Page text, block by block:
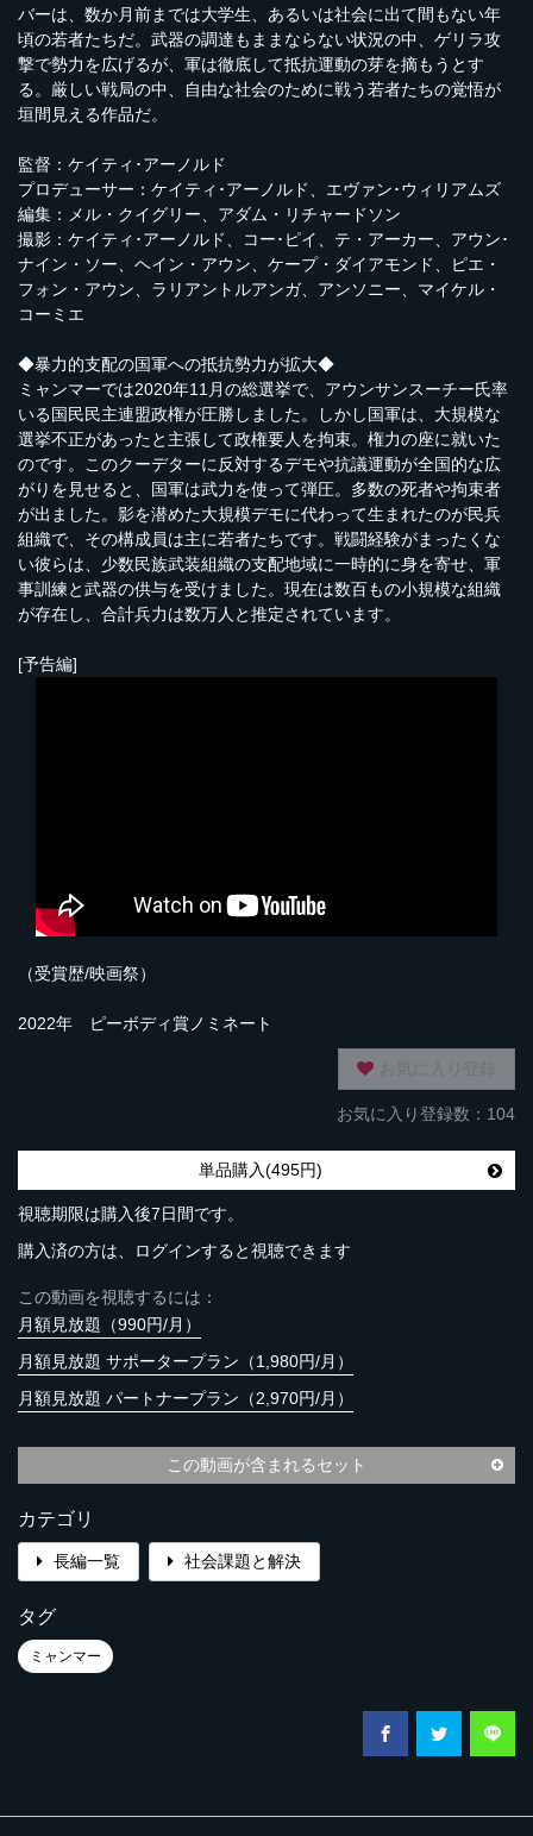
バーは、数か月前までは大学生、あるいは社会に出て間もない年
頃の若者たちだ。武器の調達もままならない状況の中、ゲリラ攻
撃で勢力を広げるが、軍は徹底して抵抗運動の芽を摘もうとす
る。厳しい戦局の中、自由な社会のために戦う若者たちの覚悟が
垣間見える作品だ。
監督：ケイティ･アーノルド
プロデューサー：ケイティ･アーノルド、エヴァン･ウィリアムズ
編集：メル・クイグリー、アダム・リチャードソン
撮影：ケイティ･アーノルド、コー･ピイ、テ・アーカー、アウン･
ナイン・ソー、ヘイン・アウン、ケープ・ダイアモンド、ピエ・
フォン・アウン、ラリアントルアンガ、アンソニー、マイケル・
コーミエ
◆暴力的支配の国軍への抵抗勢力が拡大◆
ミャンマーでは2020年11月の総選挙で、アウンサンスーチー氏率
いる国民民主連盟政権が圧勝しました。しかし国軍は、大規模な
選挙不正があったと主張して政権要人を拘束。権力の座に就いた
のです。このクーデターに反対するデモや抗議運動が全国的な広
がりを見せると、国軍は武力を使って弾圧。多数の死者や拘束者
が出ました。影を潜めた大規模デモに代わって生まれたのが民兵
組織で、その構成員は主に若者たちです。戦闘経験がまったくな
い彼らは、少数民族武装組織の支配地域に一時的に身を寄せ、軍
事訓練と武器の供与を受けました。現在は数百もの小規模な組織
が存在し、合計兵力は数万人と推定されています。
[予告編]
（受賞歴/映画祭）
2022年 ピーボディ賞ノミネート
お気に入り登録数：104
単品購入(495円)
視聴期限は購入後7日間です。
購入済の方は、ログインすると視聴できます
この動画を視聴するには：
月額見放題（990円/月）
月額見放題 サポータープラン（1,980円/月）
月額見放題 パートナープラン（2,970円/月）
この動画が含まれるセット
カテゴリ
長編一覧 社会課題と解決
タグ
ミャンマー